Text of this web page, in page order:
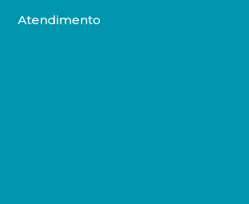
Atendimento